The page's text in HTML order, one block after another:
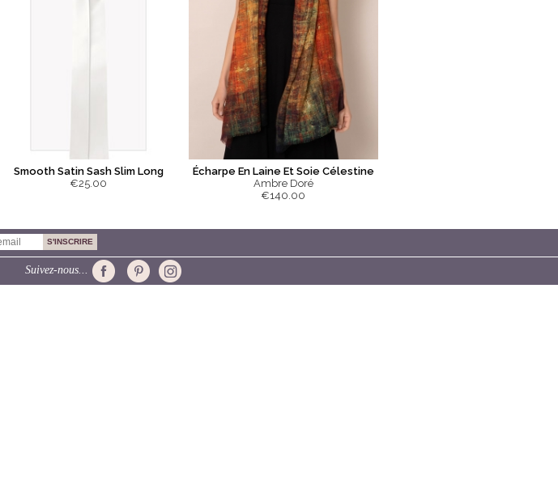
Smooth Satin Sash Slim Long
€25.00
Écharpe En Laine Et Soie Célestine
Ambre Doré
€140.00
Suivez-nous...